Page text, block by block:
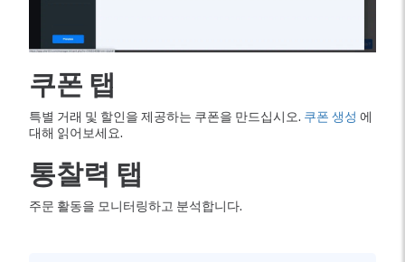
쿠폰 탭
특별 거래 및 할인을 제공하는 쿠폰을 만드십시오. 쿠폰 생성 에
대해 읽어보세요.
통찰력 탭
주문 활동을 모니터링하고 분석합니다.